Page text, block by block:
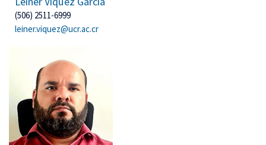
(506) 2511-6999
leiner.viquez@ucr.ac.cr